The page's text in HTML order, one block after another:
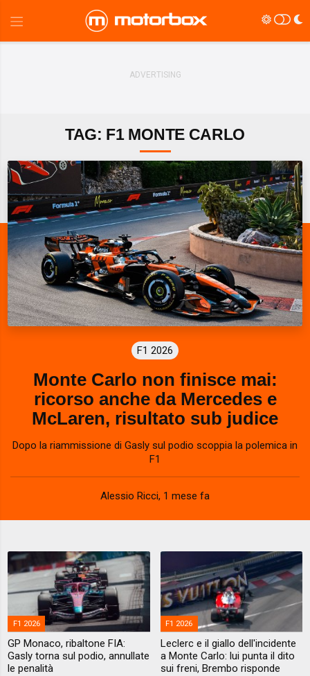
TAG: F1 MONTE CARLO
F1 2026
Monte Carlo non finisce mai:
ricorso anche da Mercedes e
McLaren, risultato sub judice
Dopo la riammissione di Gasly sul podio scoppia la polemica in
F1
Alessio Ricci, 1 mese fa
F1 2026
GP Monaco, ribaltone FIA:
Gasly torna sul podio, annullate
le penalità
F1 2026
Leclerc e il giallo dell'incidente
a Monte Carlo: lui punta il dito
sui freni, Brembo risponde